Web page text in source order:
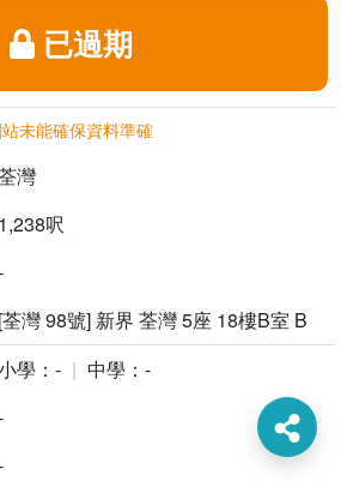
已過期
未能確保資料準確
灣
1,238呎
[荃灣 98號] 新界 荃灣 5座 18樓B室 B
學：-
中學：-